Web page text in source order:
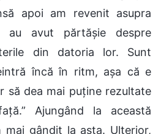
apoi am revenit asupra
au avut părtășie despre
din datoria lor. Sunt
încă în ritm, așa că e
să dea mai puține rezultate
Ajungând la această
mai gândit la asta. Ulterior,